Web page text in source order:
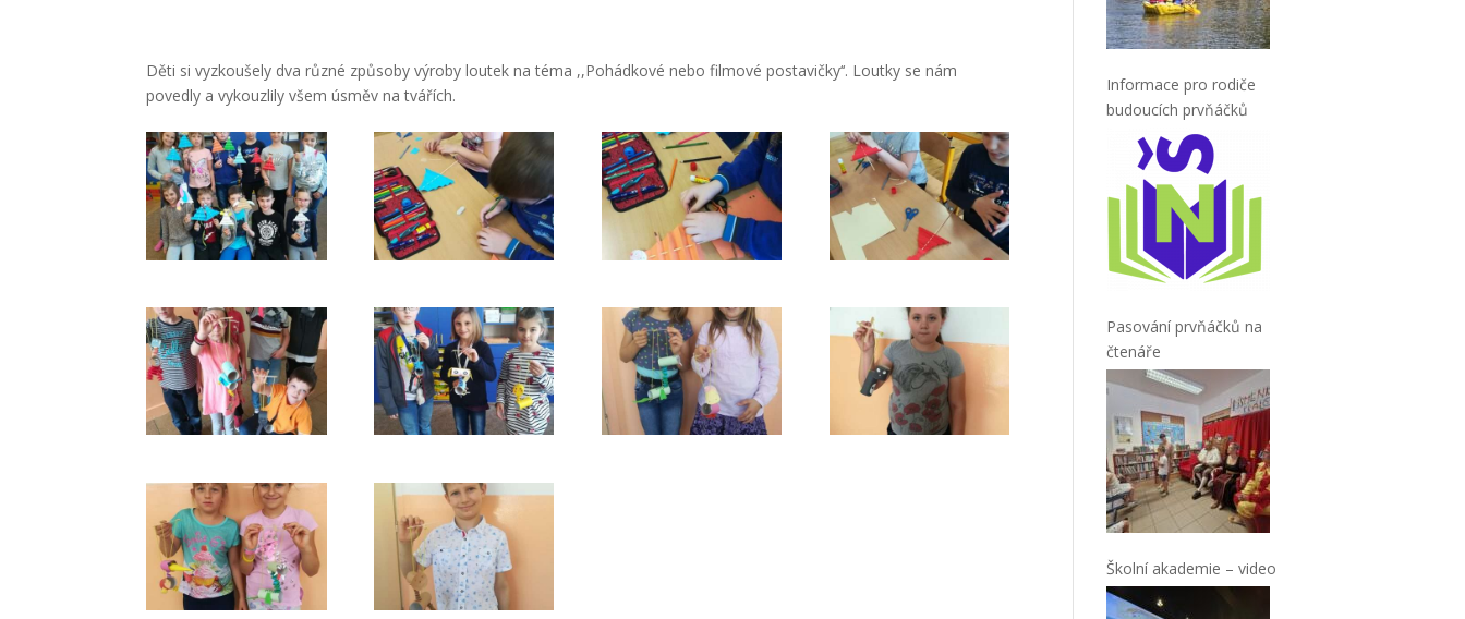
Děti si vyzkoušely dva různé způsoby výroby loutek na téma ,,Pohádkové nebo filmové postavičky‘‘. Loutky se nám
povedly a vykouzlily všem úsměv na tvářích.
Informace pro rodiče
budoucích prvňáčků
Pasování prvňáčků na
čtenáře
Školní akademie – video